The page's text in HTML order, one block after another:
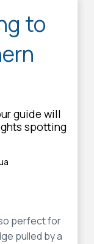
to
guide will
spotting
perfect for
pulled by a